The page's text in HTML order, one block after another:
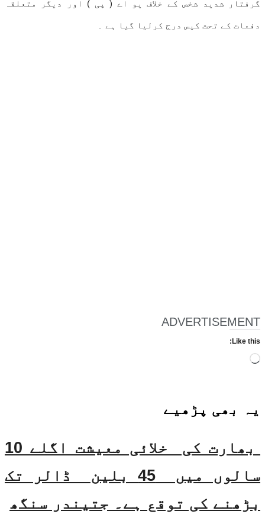
گرفتار شدید شخص کے خلاف یو اے ( پی ) اور دیگر متعلقہ
دفعات کے تحت کیس درج کرلیا گیا ہے ۔
ADVERTISEMENT
Like this:
Loading…
یہ بھی پڑھیے
بھارت کی خلائی معیشت اگلے 10
سالوں میں 45 بلین ڈالر تک
بڑھنے کی توقع ہے۔ جتیندر سنگھ